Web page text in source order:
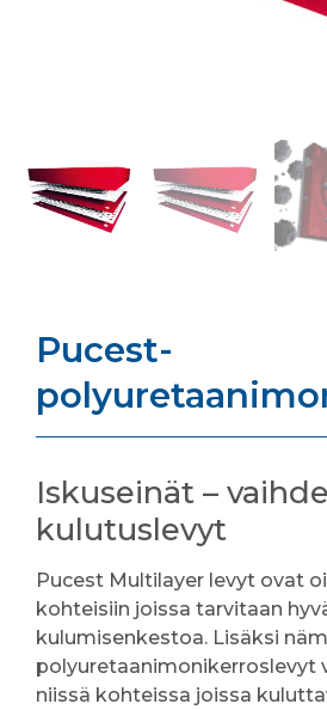
Pucest-
Iskuseinät –
kulutuslevyt
Pucest Multilayer levyt ovat
kohteisiin joissa tarvitaan
kulumisenkestoa. Lisäksi
polyuretaanimonikerroslevyt
niissä kohteissa joissa